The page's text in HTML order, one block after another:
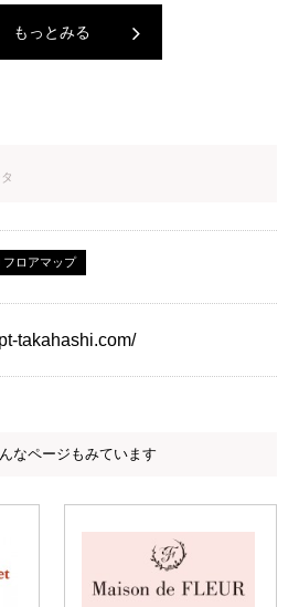
もっとみる
フロアマップ
takahashi.com/
なページもみています